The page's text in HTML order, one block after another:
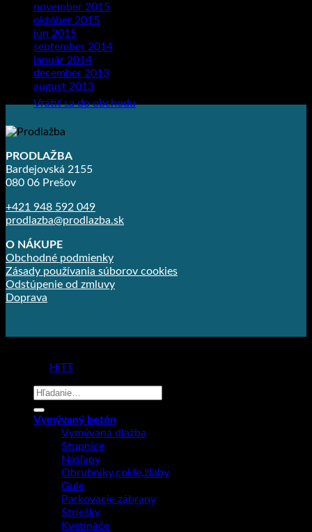
Žiadne produkty v košíku.
Vrátiť sa do obchodu
november 2015
október 2015
jún 2015
september 2014
január 2014
december 2013
august 2013
PRODLAŽBA
Bardejovská 2155
080 06 Prešov
+421 948 592 049
prodlazba@prodlazba.sk
O NÁKUPE
Obchodné podmienky
Zásady používania súborov cookies
Odstúpenie od zmluvy
Doprava
HiTT
Hľadať:
Vymývaný betón
Vymývaná dlažba
Stupnice
Nášľapy
Obrubníky,cokle,žľaby
Gule
Parkovacie zábrany
Striešky
Kvetináče